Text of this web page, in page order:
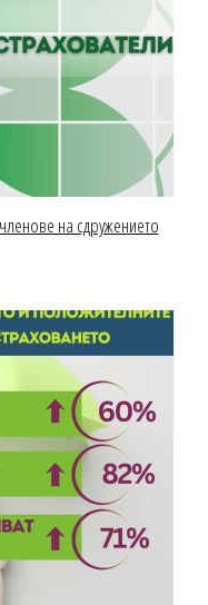
на сдружението